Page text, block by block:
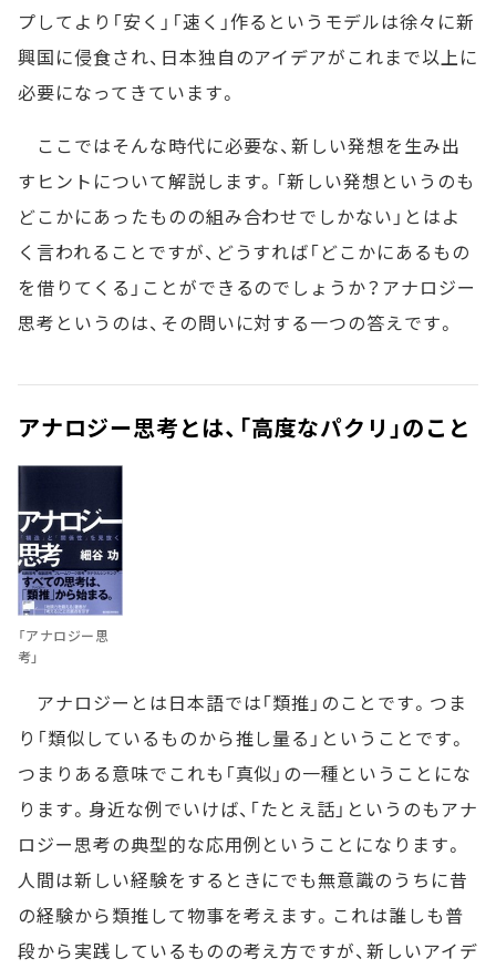
プしてより「安く」「速く」作るというモデルは徐々に新
興国に侵食され、日本独自のアイデアがこれまで以上に
必要になってきています。
ここではそんな時代に必要な、新しい発想を生み出
すヒントについて解説します。「新しい発想というのも
どこかにあったものの組み合わせでしかない」とはよ
く言われることですが、どうすれば「どこかにあるもの
を借りてくる」ことができるのでしょうか？アナロジー
思考というのは、その問いに対する一つの答えです。
アナロジー思考とは、「高度なパクリ」のこと
「アナロジー思
考」
アナロジーとは日本語では「類推」のことです。つま
り「類似しているものから推し量る」ということです。
つまりある意味でこれも「真似」の一種ということにな
ります。身近な例でいけば、「たとえ話」というのもアナ
ロジー思考の典型的な応用例ということになります。
人間は新しい経験をするときにでも無意識のうちに昔
の経験から類推して物事を考えます。これは誰しも普
段から実践しているものの考え方ですが、新しいアイデ